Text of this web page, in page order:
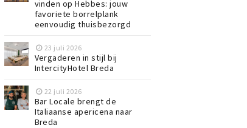
vinden op Hebbes: jouw
favoriete borrelplank
eenvoudig thuisbezorgd
23 juli 2026
Vergaderen in stijl bij
IntercityHotel Breda
22 juli 2026
Bar Locale brengt de
Italiaanse apericena naar
Breda